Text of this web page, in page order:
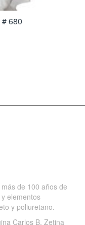
680
de 100 años de
elementos
y poliuretano.
Carlos B. Zetina